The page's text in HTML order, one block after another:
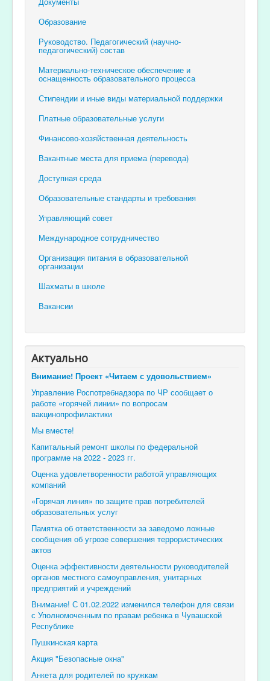
Образование
Руководство. Педагогический (научно-
педагогический) состав
Материально-техническое обеспечение и
оснащенность образовательного процесса
Стипендии и иные виды материальной поддержки
Платные образовательные услуги
Финансово-хозяйственная деятельность
Вакантные места для приема (перевода)
Доступная среда
Образовательные стандарты и требования
Управляющий совет
Международное сотрудничество
Организация питания в образовательной
организации
Шахматы в школе
Вакансии
Актуально
Внимание! Проект «Читаем с удовольствием»
Управление Роспотребнадзора по ЧР сообщает о
работе «горячей линии» по вопросам
вакцинопрофилактики
Мы вместе!
Капитальный ремонт школы по федеральной
программе на 2022 - 2023 гг.
Оценка удовлетворенности работой управляющих
компаний
«Горячая линия» по защите прав потребителей
образовательных услуг
Памятка об ответственности за заведомо ложные
сообщения об угрозе совершения террористических
актов
Оценка эффективности деятельности руководителей
органов местного самоуправления, унитарных
предприятий и учреждений
Внимание! С 01.02.2022 изменился телефон для связи
с Уполномоченным по правам ребенка в Чувашской
Республике
Пушкинская карта
Акция "Безопасные окна"
Анкета для родителей по кружкам